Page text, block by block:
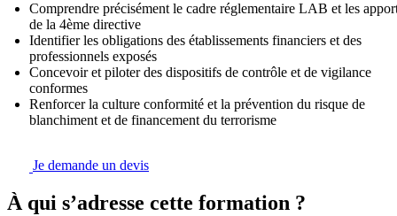
Comprendre précisément le cadre réglementaire LAB et les
de la 4ème directive
Identifier les obligations des établissements financiers et des
professionnels exposés
Concevoir et piloter des dispositifs de contrôle et de vigilance
conformes
Renforcer la culture conformité et la prévention du risque de
blanchiment et de financement du terrorisme
Je demande un devis
À qui s’adresse cette formation ?